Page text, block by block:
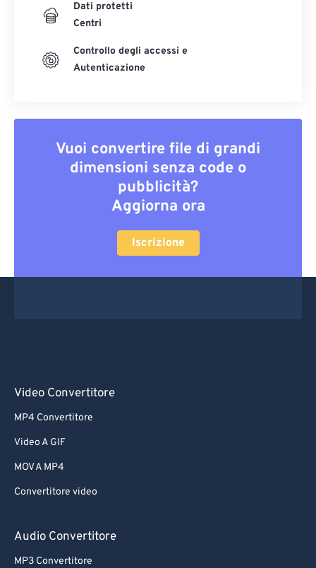
Dati protetti
Centri
Controllo degli accessi e
Autenticazione
Vuoi convertire file di grandi
dimensioni senza code o
pubblicità?
Aggiorna ora
Iscrizione
Video Convertitore
MP4 Convertitore
Video A GIF
MOV A MP4
Convertitore video
Audio Convertitore
MP3 Convertitore